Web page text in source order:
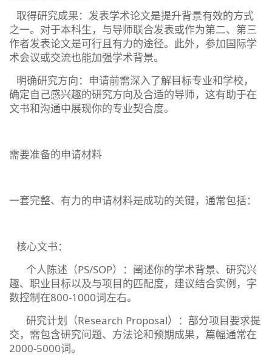
‌取得研究成果‌：‌发表学术论文是提升背景有效的方式
之一‌。对于本科生，与导师联合发表或作为第二、第三
作者发表论文是可行且有力的途径。此外，参加国际学
术会议或交流也能加强学术背景。‌‌‌
‌明确研究方向‌：申请前需深入了解目标专业和学校，
确定自己感兴趣的研究方向及合适的导师，这有助于在
文书和沟通中展现你的专业契合度。‌‌‌
需要准备的申请材料
一套完整、有力的申请材料是成功的关键，通常包括：
‌核心文书‌：
‌个人陈述（PS/SOP）‌：阐述你的学术背景、研究兴
趣、职业目标以及与项目的匹配度，建议结合实例，字
数控制在800-1000词左右。‌‌‌
‌研究计划（Research Proposal）‌：部分项目要求提
交，需包含研究问题、方法论和预期成果，篇幅通常在
2000-5000词。‌‌‌